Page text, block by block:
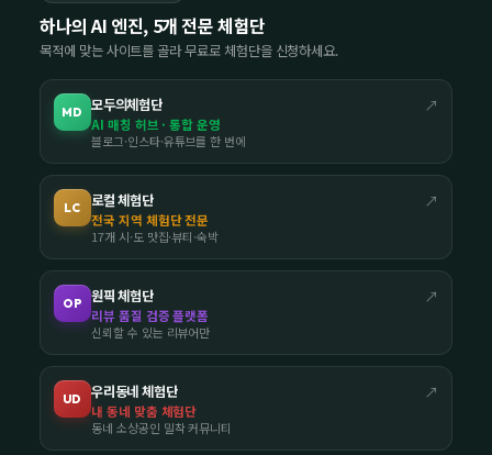
하나의 AI 엔진, 5개 전문 체험단
목적에 맞는 사이트를 골라 무료로 체험단을 신청하세요.
MD 모두의체험단 ↗
AI 매칭 허브 · 통합 운영
블로그·인스타·유튜브를 한 번에
LC 로컬 체험단 ↗
전국 지역 체험단 전문
17개 시·도 맛집·뷰티·숙박
OP 원픽 체험단 ↗
리뷰 품질 검증 플랫폼
신뢰할 수 있는 리뷰어만
UD 우리동네 체험단 ↗
내 동네 맞춤 체험단
동네 소상공인 밀착 커뮤니티